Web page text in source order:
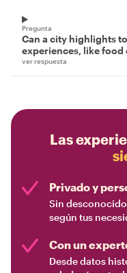
Pregunta
Can a city highlights
experiences, like food
ver respuesta
Las
Privado y
Sin
según tus
Con un
Desde datos